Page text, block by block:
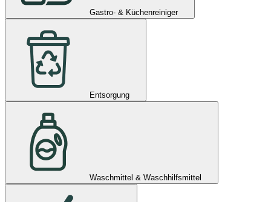
Gastro- & Küchenreiniger
Entsorgung
Waschmittel & Waschhilfsmittel